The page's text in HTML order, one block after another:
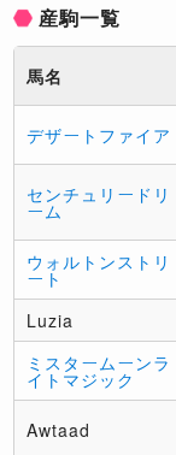
産駒一覧
馬名
デザートファイア
センチュリードリ
ーム
ウォルトンストリ
ート
Luzia
ミスタームーンラ
イトマジック
Awtaad